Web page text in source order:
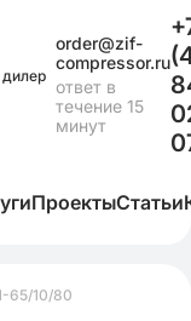
order@zif-
compressor.ru
ответ в
течение 15
минут
ПроектыСтатьи
10/80